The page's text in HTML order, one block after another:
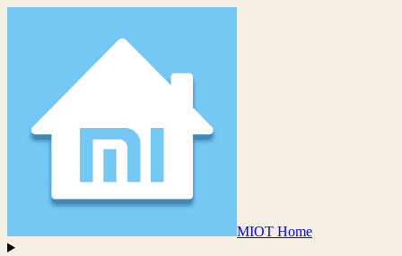
MIOT Home